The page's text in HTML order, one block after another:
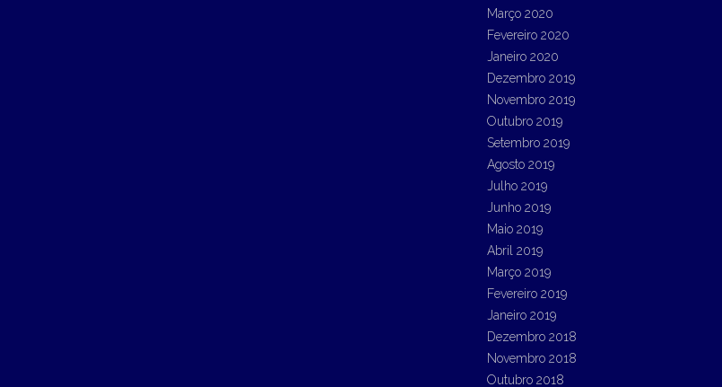
Março 2020
Fevereiro 2020
Janeiro 2020
Dezembro 2019
Novembro 2019
Outubro 2019
Setembro 2019
Agosto 2019
Julho 2019
Junho 2019
Maio 2019
Abril 2019
Março 2019
Fevereiro 2019
Janeiro 2019
Dezembro 2018
Novembro 2018
Outubro 2018